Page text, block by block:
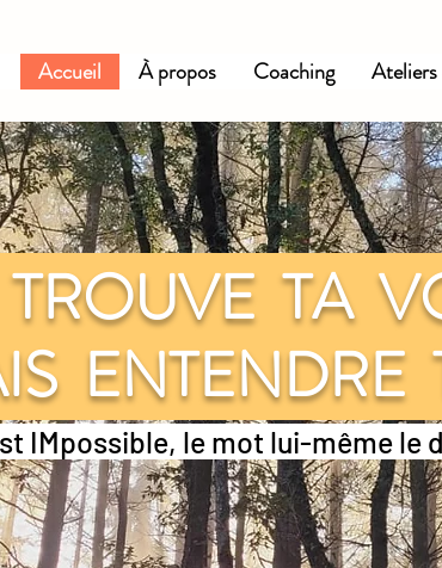
Accueil À propos Coaching
TA
ENTENDRE
IMpossible, le mot lui-même le